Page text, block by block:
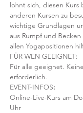
lohnt sich, diesen Kurs
anderen Kursen zu
wichtige Grundlagen
aus Rumpf und
allen Yogapositionen
FÜR WEN GEEIGNET:
Für alle geeignet.
erforderlich.
EVENT-INFOS:
Online-Live-Kurs am
Uhr